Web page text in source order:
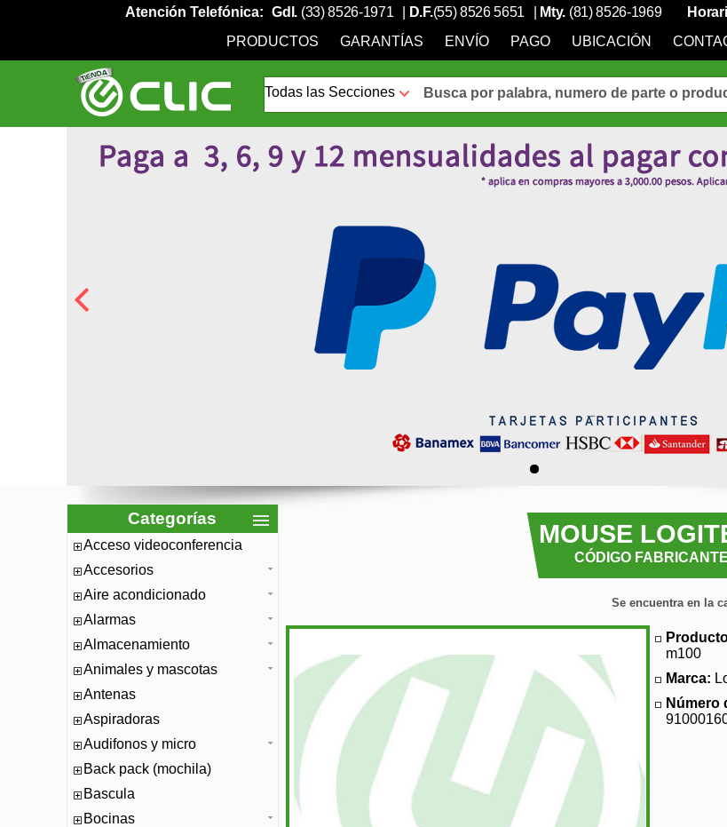
Atención Telefónica: Gdl. (33) 8526-1971 D.F.(55) 8526 5651 Mty. (81) 8526-1969
PRODUCTOS
GARANTÍAS ENVÍO PAGO UBICACIÓN
Categorías
Acceso videoconferencia
Accesorios
Aire acondicionado
Alarmas
Almacenamiento
Animales y mascotas
Antenas
Aspiradoras
Audifonos y micro
Back pack (mochila)
Bascula
Bocinas
MOUSE
CÓDIGO
Se encuentra en la
m100
Marca:
Número